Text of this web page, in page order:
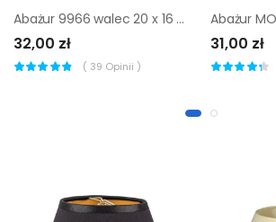
Abażur 9966 walec 20 x 16 cm tkanina czarny E27 TK LIGHTING
32,00 zł
( 39 Opinii )
31,00 zł